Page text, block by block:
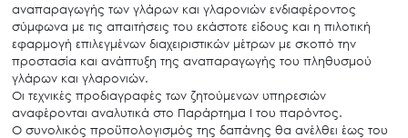
αναπαραγωγής των γλάρων και γλαρονιών ενδιαφέροντος
σύμφωνα με τις απαιτήσεις του εκάστοτε είδους και η πιλοτική
εφαρμογή επιλεγμένων διαχειριστικών μέτρων με σκοπό την
προστασία και ανάπτυξη της αναπαραγωγής του πληθυσμού
γλάρων και γλαρονιών.
Οι τεχνικές προδιαγραφές των ζητούμενων υπηρεσιών
αναφέρονται αναλυτικά στο Παράρτημα Ι του παρόντος.
Ο συνολικός προϋπολογισμός της δαπάνης θα ανέλθει έως του